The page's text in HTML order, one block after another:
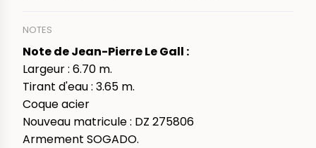
NOTES
Note de Jean-Pierre Le Gall :
Largeur : 6.70 m.
Tirant d'eau : 3.65 m.
Coque acier
Nouveau matricule : DZ 275806
Armement SOGADO.